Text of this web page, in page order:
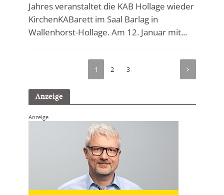
Jahres veranstaltet die KAB Hollage wieder
KirchenKABarett im Saal Barlag in
Wallenhorst-Hollage. Am 12. Januar mit...
1 2 3
Anzeige
Anzeige